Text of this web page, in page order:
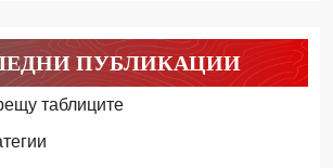
ПУБЛИКАЦИИ
таблиците